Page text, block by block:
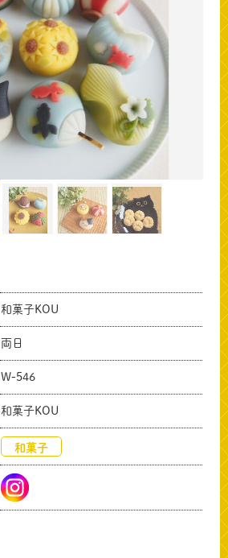
和菓子KOU
両日
W-546
和菓子KOU
和菓子
共有方法を選択